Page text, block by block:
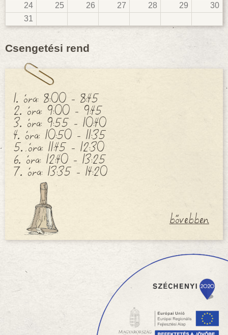
24
25 26 27 28 29
30
31
Csengetési rend
1. óra: 8:00 - 8:45
2. óra: 9:00 - 9:45
3. óra: 9:55 - 10:40
4. óra: 10:50 - 11:35
5. óra: 11:45 - 12:30
6. óra: 12:40 - 13:25
7. óra: 13:35 - 14:20
bővebben